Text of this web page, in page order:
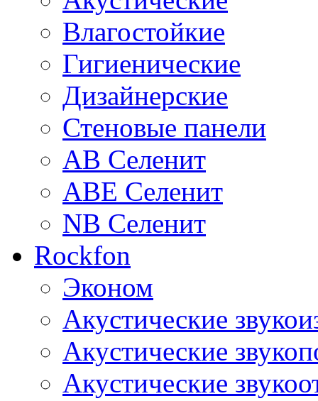
Влагостойкие
Гигиенические
Дизайнерские
Стеновые панели
AB Селенит
ABE Селенит
NB Селенит
Rockfon
Эконом
Акустические
Акустические
Акустические